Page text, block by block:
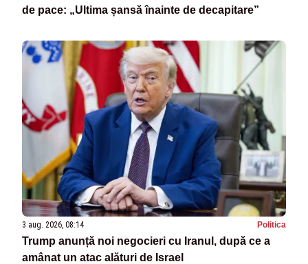
de pace: „Ultima șansă înainte de decapitare”
3 aug. 2026, 08:14 Politica
Trump anunță noi negocieri cu Iranul, după ce a
amânat un atac alături de Israel